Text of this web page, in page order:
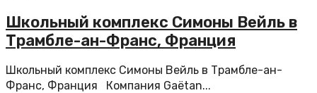
Школьный комплекс Симоны Вейль в
Трамбле-ан-Франс, Франция
Школьный комплекс Симоны Вейль в Трамбле-ан-
Франс, Франция Компания Gaëtan...